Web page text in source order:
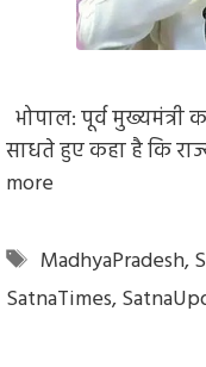
भोपाल: पूर्व मुख्यमंत्री
साधते हुए कहा है कि
more
Tags
MadhyaPradesh,
SatnaTimes,